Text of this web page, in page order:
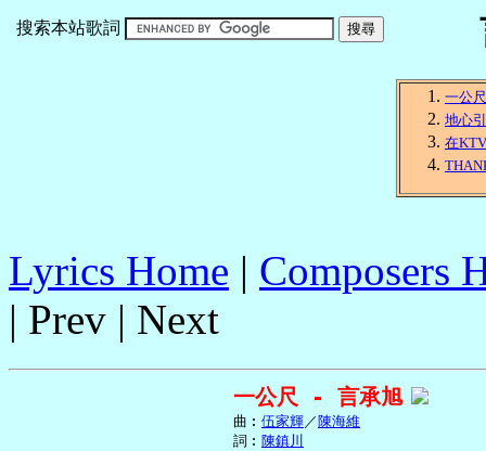
搜索本站歌詞
一公尺
地心
在
Lyrics Home | Composers
| Prev | Next
一公尺 - 言承旭
     曲︰
伍家輝／ 陳海維
     詞︰
陳鎮川